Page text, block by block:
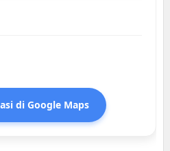
di Google Maps